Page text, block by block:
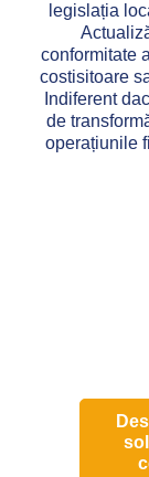
legislația
conformitate
costisitoare
Indiferent
de
operațiunile